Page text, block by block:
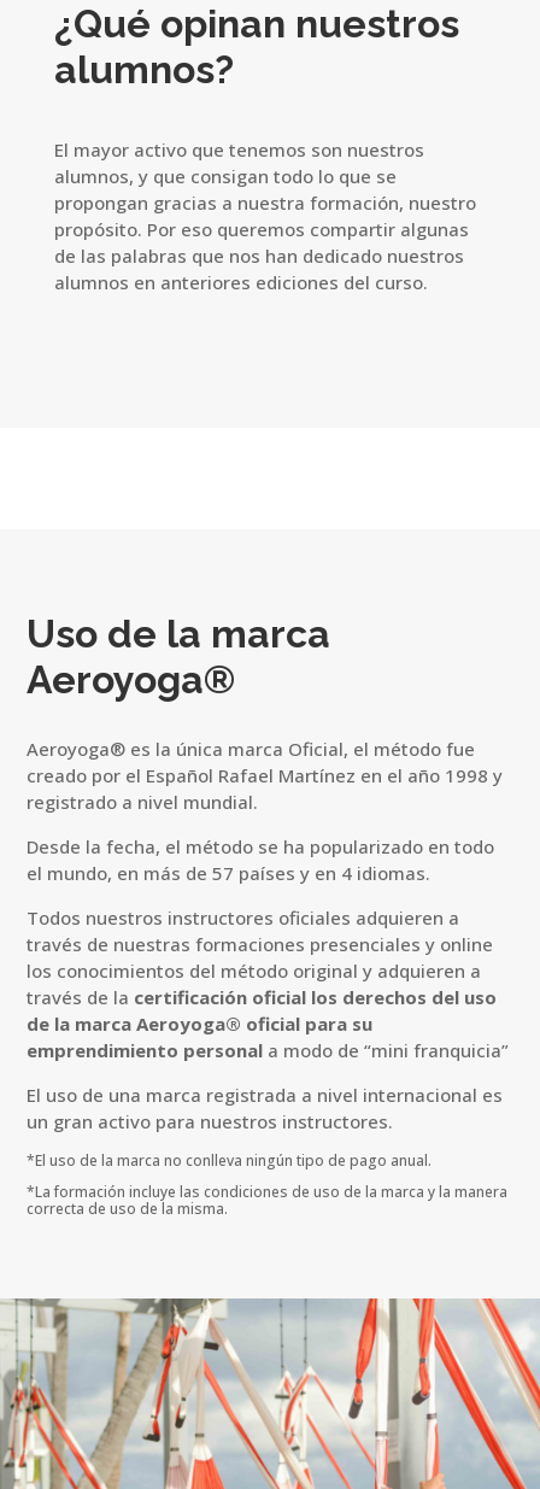
¿Qué opinan nuestros
alumnos?
El mayor activo que tenemos son nuestros
alumnos, y que consigan todo lo que se
propongan gracias a nuestra formación, nuestro
propósito. Por eso queremos compartir algunas
de las palabras que nos han dedicado nuestros
alumnos en anteriores ediciones del curso.
Uso de la marca
Aeroyoga®
Aeroyoga® es la única marca Oficial, el método fue
creado por el Español Rafael Martínez en el año 1998 y
registrado a nivel mundial.
Desde la fecha, el método se ha popularizado en todo
el mundo, en más de 57 países y en 4 idiomas.
Todos nuestros instructores oficiales adquieren a
través de nuestras formaciones presenciales y online
los conocimientos del método original y adquieren a
través de la certificación oficial los derechos del uso
de la marca Aeroyoga® oficial para su
emprendimiento personal a modo de “mini franquicia”
El uso de una marca registrada a nivel internacional es
un gran activo para nuestros instructores.
*El uso de la marca no conlleva ningún tipo de pago anual.
*La formación incluye las condiciones de uso de la marca y la manera
correcta de uso de la misma.